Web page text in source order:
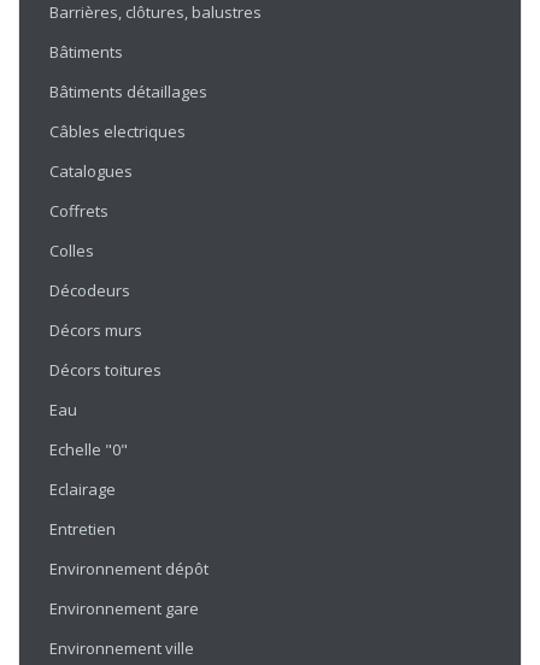
Barrières, clôtures, balustres
Bâtiments
Bâtiments détaillages
Câbles electriques
Catalogues
Coffrets
Colles
Décodeurs
Décors murs
Décors toitures
Eau
Echelle "0"
Eclairage
Entretien
Environnement dépôt
Environnement gare
Environnement ville